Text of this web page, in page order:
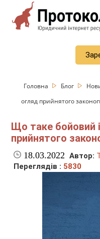
Головна Блог
огляд прийнятого
Що таке бойовий
прийнятого
18.03.2022 Автор:
Переглядів : 5830